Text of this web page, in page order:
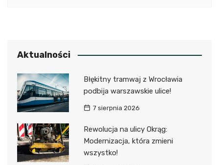
Aktualności
Błękitny tramwaj z Wrocławia
podbija warszawskie ulice!
7 sierpnia 2026
Rewolucja na ulicy Okrąg:
Modernizacja, która zmieni
wszystko!